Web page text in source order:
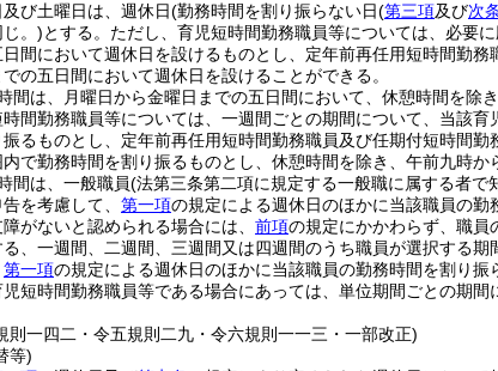
及び土曜日は、週休日(勤務時間を割り振らない日(第三項及び次
。)とする。 ただし、育児短時間勤務職員等については、必要
間において週休日を設けるものとし、定年前再任用短時間勤
の五日間において週休日を設けることができる。
間は、月曜日から金曜日までの五日間において、休憩時間を除
間勤務職員等については、一週間ごとの期間について、当該
るものとし、定年前再任用短時間勤務職員及び任期付短時間
で勤務時間を割り振るものとし、休憩時間を除き、午前九時か
間は、一般職員(法第三条第二項に規定する一般職に属する者で
を考慮して、 第一項の規定による週休日のほかに当該職員の
がないと認められる場合には、 前項の規定にかかわらず、職員
、一週間、二週間、三週間又は四週間のうち職員が選択する期
第一項の規定による週休日のほかに当該職員の勤務時間を割り
短時間勤務職員等である場合にあっては、単位期間ごとの期
則一四二・令五規則二九・令六規則一一三・一部改正)
等)